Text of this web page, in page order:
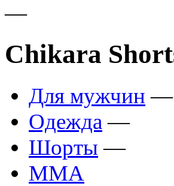
—
Chikara
Для мужчин —
Одежда —
Шорты —
ММА